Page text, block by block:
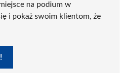
na podium w
i pokaż swoim klientom, że